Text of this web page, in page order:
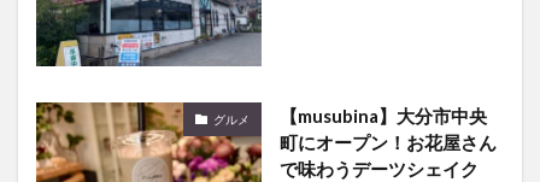
グルメ
【musubina】大分市中央
町にオープン！お花屋さん
で味わうデーツシェイク